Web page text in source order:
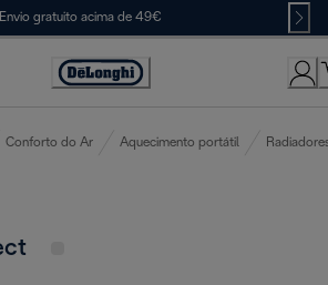
Envio gratuito acima de 49€
Accessibility
Conforto do Ar Aquecimento portátil